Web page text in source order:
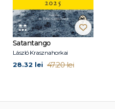
Satantango
László Krasznahorkai
28.32 lei 47.20 lei